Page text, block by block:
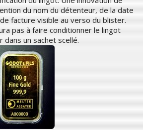
du nom du détenteur, de la date
facture visible au verso du blister.
pas à faire conditionner le lingot
un sachet scellé.